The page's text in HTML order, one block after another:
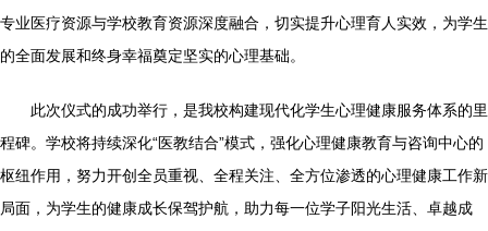
专业医疗资源与学校教育资源深度融合，切实提升心理育人实效，为学生
的全面发展和终身幸福奠定坚实的心理基础。
此次仪式的成功举行，是我校构建现代化学生心理健康服务体系的里
程碑。学校将持续深化“医教结合”模式，强化心理健康教育与咨询中心的
枢纽作用，努力开创全员重视、全程关注、全方位渗透的心理健康工作新
局面，为学生的健康成长保驾护航，助力每一位学子阳光生活、卓越成